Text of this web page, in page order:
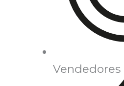
Vendedores